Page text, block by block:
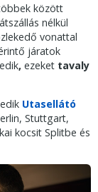
között
nélkül
vonattal
járatok
, ezeket tavaly
Utasellátó
Stuttgart,
kocsit Splitbe és